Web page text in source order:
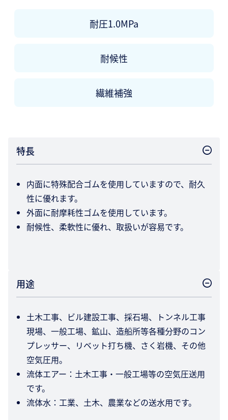
耐圧1.0MPa
耐候性
繊維補強
特長
内面に特殊配合ゴムを使用していますので、耐久
性に優れます。
外面に耐摩耗性ゴムを使用しています。
耐候性、柔軟性に優れ、取扱いが容易です。
用途
土木工事、ビル建設工事、採石場、トンネル工事
現場、一般工場、鉱山、造船所等各種分野のコン
プレッサー、リベット打ち機、さく岩機、その他
空気圧用。
流体エアー：土木工事・一般工場等の空気圧送用
です。
流体水：工業、土木、農業などの送水用です。